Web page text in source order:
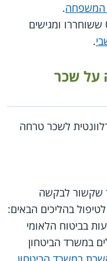
המשפחה.
חטופים ושבויים מ-07.10.2023 ששוחררו ומגישים
.
על שכר
לשכר טרחה
שקשור לבקשה
בהליכים הבאים:
בביטוח הלאומי
במשרד הביטחון